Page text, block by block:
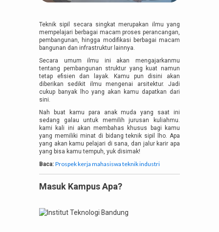
Teknik sipil secara singkat merupakan ilmu yang
mempelajari berbagai macam proses perancangan,
pembangunan, hingga modifikasi berbagai macam
bangunan dan infrastruktur lainnya.
Secara umum ilmu ini akan mengajarkanmu
tentang pembangunan struktur yang kuat namun
tetap efisien dan layak. Kamu pun disini akan
diberikan sedikit ilmu mengenai arsitektur. Jadi
cukup banyak lho yang akan kamu dapatkan dari
sini.
Nah buat kamu para anak muda yang saat ini
sedang galau untuk memilih jurusan kuliahmu.
kami kali ini akan membahas khusus bagi kamu
yang memiliki minat di bidang teknik sipil lho. Apa
yang akan kamu pelajari di sana, dan jalur karir apa
yang bisa kamu tempuh, yuk disimak!
Baca: Prospek kerja mahasiswa teknik industri
Masuk Kampus Apa?